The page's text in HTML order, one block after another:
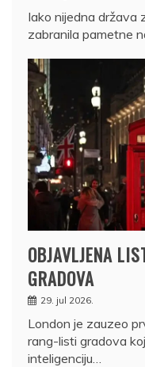
Iako nijedna država
zabranila pametne
OBJAVLJENA
GRADOVA
29. jul 2026.
London je zauzeo
rang-listi gradova
inteligenciju…